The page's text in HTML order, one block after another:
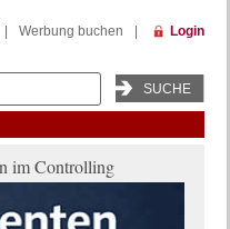
Werbung buchen Login
im Controlling